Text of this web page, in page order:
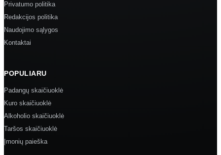
Privatumo politika
Redakcijos politika
Naudojimo sąlygos
Kontaktai
POPULIARU
Padangų skaičiuoklė
Kuro skaičiuoklė
Alkoholio skaičiuoklė
Taršos skaičiuoklė
Įmonių paieška